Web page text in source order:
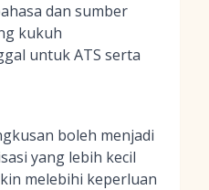
dan sumber
kukuh
untuk ATS serta
boleh menjadi
yang lebih kecil
melebihi keperluan